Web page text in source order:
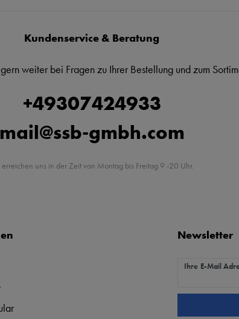
Kundenservice & Beratung
weiter bei Fragen zu Ihrer Bestellung und zum
+49307424933
mail@ssb-gmbh.com
erreichen uns in der Zeit von Montag bis Freitag 9 -20 Uhr.
Newsletter
Ihre E-Mail
Newsletter